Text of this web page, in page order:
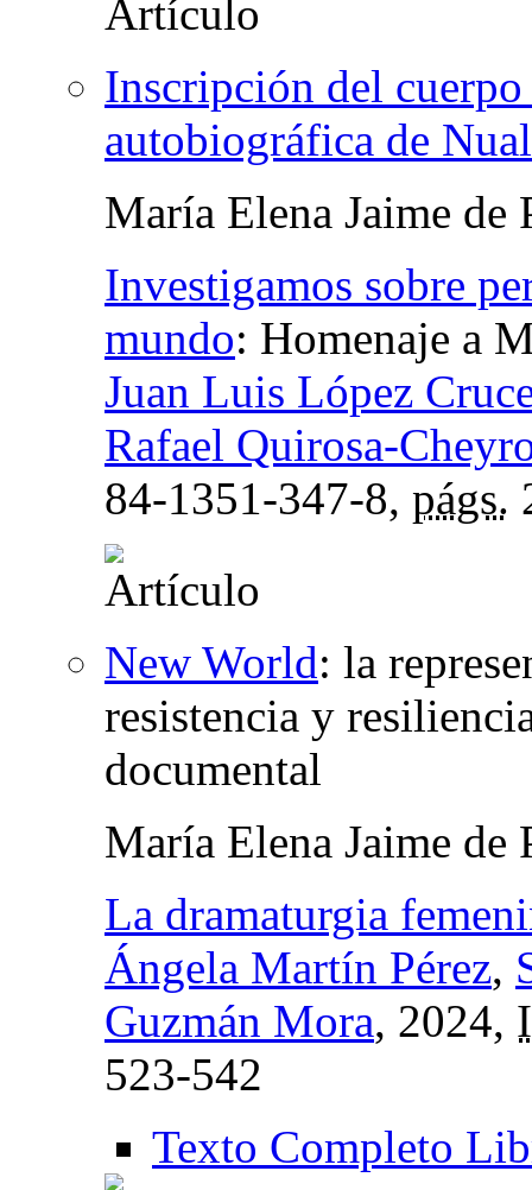
Inscripción del
autobiográfica de
María Elena Jaime de
Investigamos sobre
mundo: Homenaje a
Juan Luis López
Rafael Quirosa-
84-1351-347-8, págs.
New World: la
resistencia y
documental
María Elena Jaime de
La dramaturgia
Ángela Martín Pérez,
Guzmán Mora, 2024,
523-542
Texto Completo